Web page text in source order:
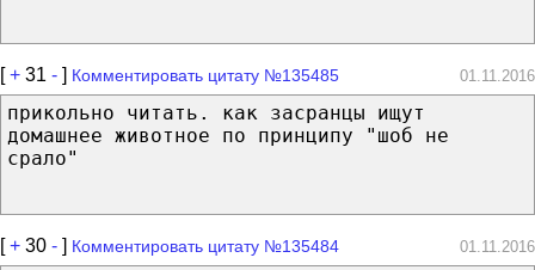
[+ 31 - ] Комментировать цитату №135485 01.11.2016
прикольно читать. как засранцы ищут
домашнее животное по принципу "шоб не
срало"
[+ 30 - ] Комментировать цитату №135484 01.11.2016